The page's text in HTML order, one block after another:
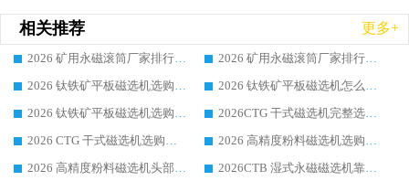
相关推荐 更多+
2026 矿用永磁滚筒厂家排行榜选购干货指南 行业口碑标杆华体会手机网页版-华体会(中国) 实力出众
2026 矿用永磁滚筒厂家排行榜选购指南，行业口碑领域强者华体会手机网页版-华体会(中国)
2026 钛铁矿平板磁选机选购全攻略 市场公认优质品牌厂家实力排行榜
2026 钛铁矿平板磁选机怎么选 靠谱生产企业实力排行榜选购参考攻略
2026 钛铁矿平板磁选机选购指南 行业口碑优选品牌生产企业实力排行榜
2026CTG 干式磁选机完整选购指南 行业口碑顶尖靠谱生产龙头厂家实力推荐
2026 CTG 干式磁选机选购指南|行业口碑靠谱生产厂家领域强者推荐
2026 高精度粉料磁选机选购全攻略 行业优质品牌华体会手机网页版-华体会(中国) 实力深度解析
2026 高精度粉料磁选机头部厂家选购指南 行业口碑靠谱品牌推荐 领域强者华体会手机网页版-华体会(中国) 解析
2026CTB 湿式永磁磁选机靠谱厂家实力排行榜 铁矿选矿设备采购全流程选购指南